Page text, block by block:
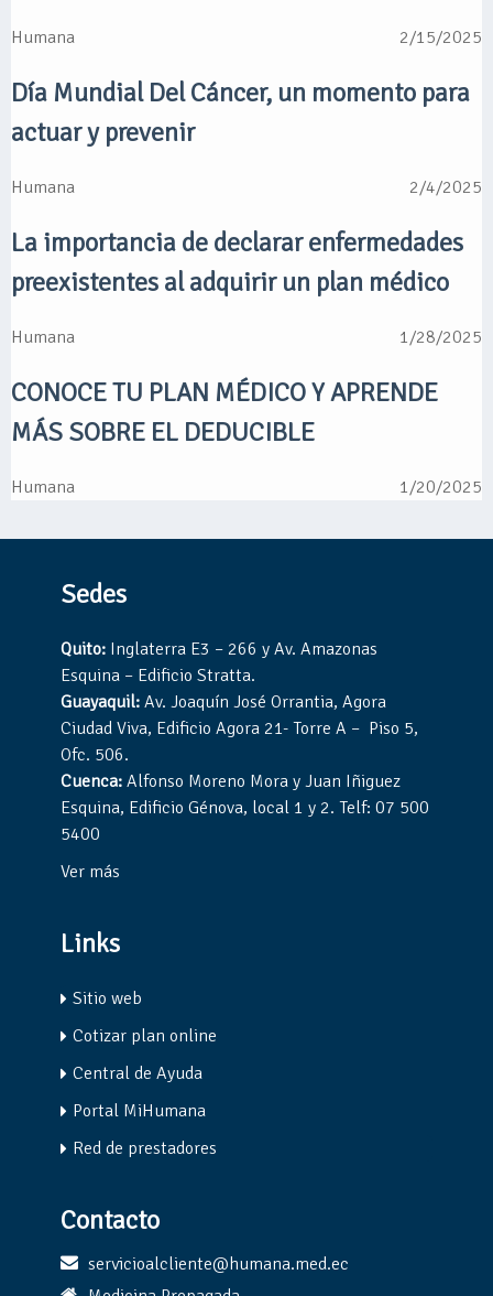
Humana 2/15/2025
Día Mundial Del Cáncer, un momento para
actuar y prevenir
Humana 2/4/2025
La importancia de declarar enfermedades
preexistentes al adquirir un plan médico
Humana 1/28/2025
CONOCE TU PLAN MÉDICO Y APRENDE
MÁS SOBRE EL DEDUCIBLE
Humana 1/20/2025
Sedes
Quito:Inglaterra E3 – 266 y Av. Amazonas
Esquina – Edificio Stratta.
Guayaquil: Av. Joaquín José Orrantia, Agora
Ciudad Viva, Edificio Agora 21- Torre A – Piso 5,
Ofc. 506.
Cuenca:Alfonso Moreno Mora y Juan Iñiguez
Esquina, Edificio Génova, local 1 y 2. Telf: 07 500
5400
Ver más
Links
Sitio web
Cotizar plan online
Central de Ayuda
Portal MiHumana
Red de prestadores
Contacto
servicioalcliente@humana.med.ec